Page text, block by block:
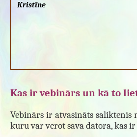
Kas ir vebinārs un kā to
Vebinārs ir atvasināts saliktenis
kuru var vērot savā datorā, kas
Kristīne